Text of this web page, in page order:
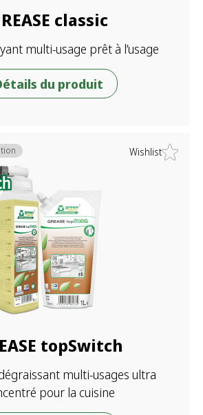
classic
multi-usage prêt à l’usage
du produit
Wishlist
topSwitch
multi-usages ultra
pour la cuisine